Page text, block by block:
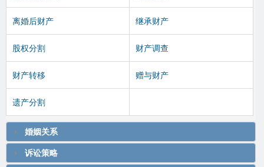
离婚后财产 继承财产
股权分割 财产调查
财产转移 赠与财产
遗产分割
婚姻关系
诉讼策略